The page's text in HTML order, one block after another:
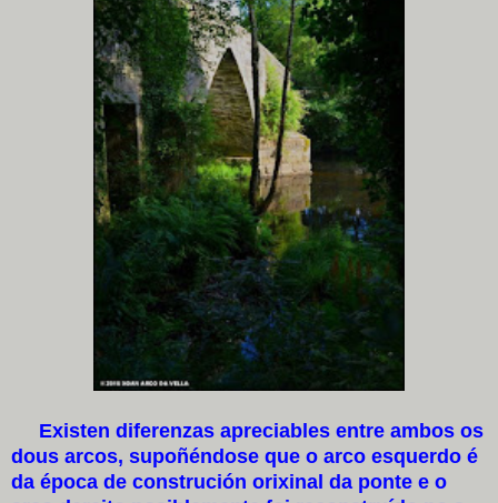
Existen diferenzas apreciables entre ambos os
dous arcos, supoñéndose que o arco esquerdo é
da época de construción orixinal da ponte e o